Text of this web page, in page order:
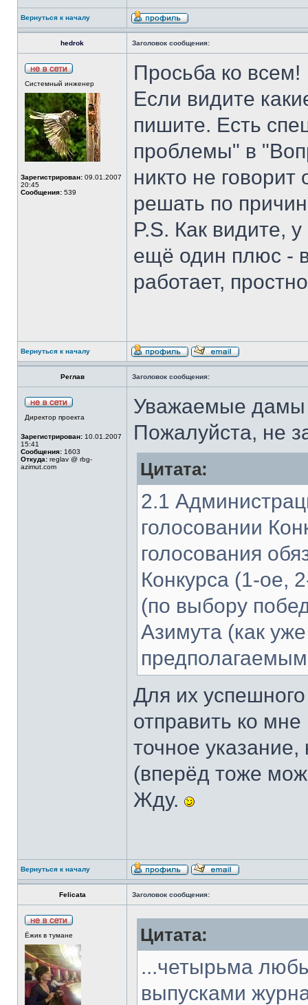
Вернуться к началу
hedrok Заголовок сообщения:
Системный инженер
Зарегистрирован: 09.01.2007
20:45
Сообщения: 539
Просьба ко всем!
Если видите
пишите. Есть
проблемы" в
никто не
решать по
P.S. Как видите,
ещё один плюс -
работает,
Вернуться к началу
Реглав Заголовок сообщения:
Директор проекта
Зарегистрирован: 10.01.2007
15:41
Сообщения: 1603
Откуда: reglav @ rbg-
azimut.com
Уважаемые дамы
Пожалуйста, не
Цитата:
2.1
голосовании
голосования
Конкурса (1-ое,
(по выбору
Азимута (как
Для их
отправить ко
точное
(вперёд тоже
Жду.
Вернуться к началу
Felicata Заголовок сообщения:
Ёжик в тумане Цитата:
...четырьма
выпусками